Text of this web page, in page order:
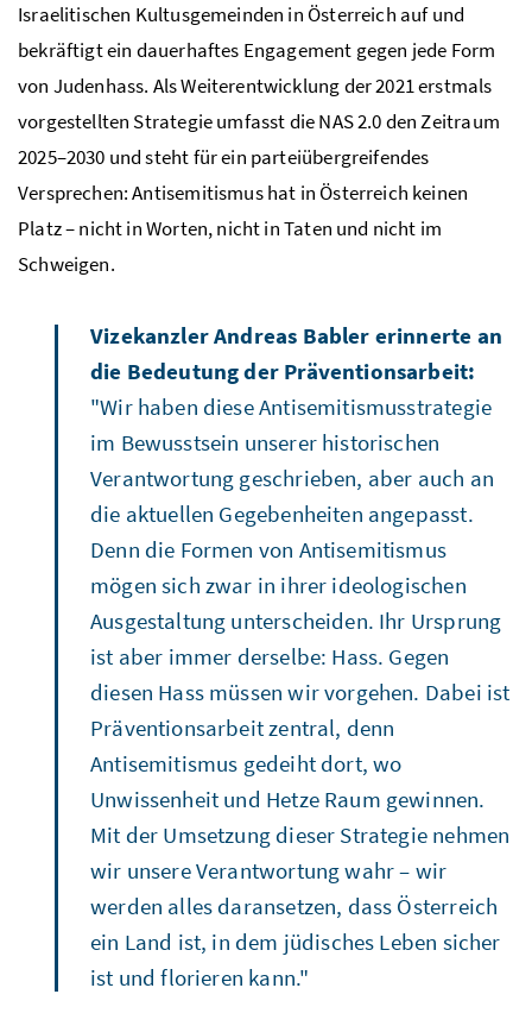
Israelitischen Kultusgemeinden in Österreich auf und
bekräftigt ein dauerhaftes Engagement gegen jede Form
von Judenhass. Als Weiterentwicklung der 2021 erstmals
vorgestellten Strategie umfasst die NAS 2.0 den Zeitraum
2025–2030 und steht für ein parteiübergreifendes
Versprechen: Antisemitismus hat in Österreich keinen
Platz – nicht in Worten, nicht in Taten und nicht im
Schweigen.
Vizekanzler Andreas Babler erinnerte an
die Bedeutung der Präventionsarbeit:
"Wir haben diese Antisemitismusstrategie
im Bewusstsein unserer historischen
Verantwortung geschrieben, aber auch an
die aktuellen Gegebenheiten angepasst.
Denn die Formen von Antisemitismus
mögen sich zwar in ihrer ideologischen
Ausgestaltung unterscheiden. Ihr Ursprung
ist aber immer derselbe: Hass. Gegen
diesen Hass müssen wir vorgehen. Dabei ist
Präventionsarbeit zentral, denn
Antisemitismus gedeiht dort, wo
Unwissenheit und Hetze Raum gewinnen.
Mit der Umsetzung dieser Strategie nehmen
wir unsere Verantwortung wahr – wir
werden alles daransetzen, dass Österreich
ein Land ist, in dem jüdisches Leben sicher
ist und florieren kann."